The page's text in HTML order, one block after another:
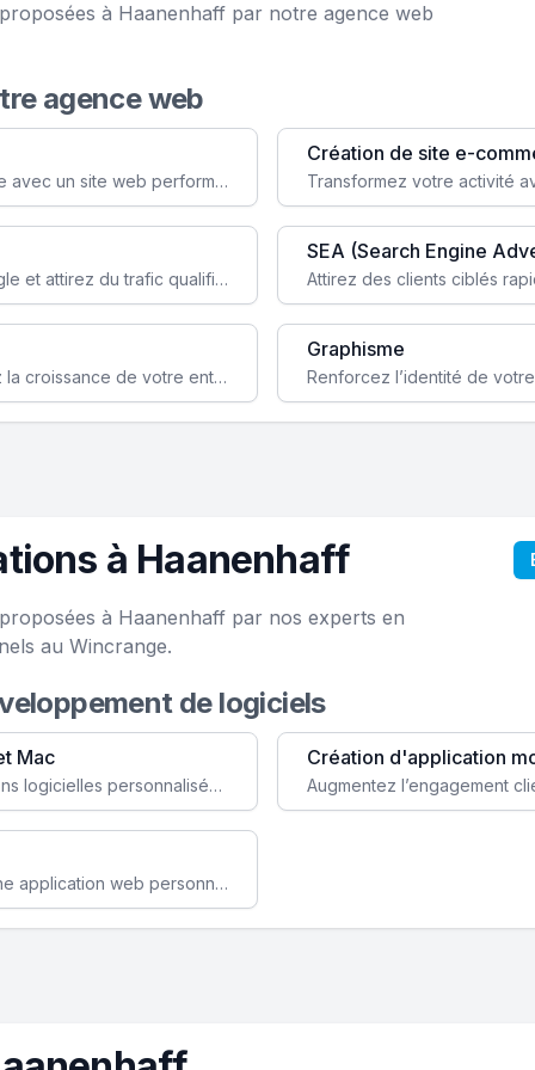
à Haanenhaff par notre agence web
agence web
Augmentez votre visibilité et crédibilité en ligne avec un site web performant, conçu pour attirer plus de clients.
Création de site e-
Boostez la visibilité de votre site web sur Google et attirez du trafic qualifié grâce à nos stratégies SEO.
SEA (Search Engine
Augmentez votre notoriété en ligne et stimulez la croissance de votre entreprise grâce à une stratégie sociale sur mesure.
Graphisme
à Haanenhaff
à Haanenhaff par nos experts en
au Wincrange.
de logiciels
Mac
Faites évoluer votre business avec des solutions logicielles personnalisées, parfaitement adaptées à vos besoins spécifiques.
Création d'application
Améliorez l'efficacité de votre société avec une application web personnalisée accessible partout et tout le temps.